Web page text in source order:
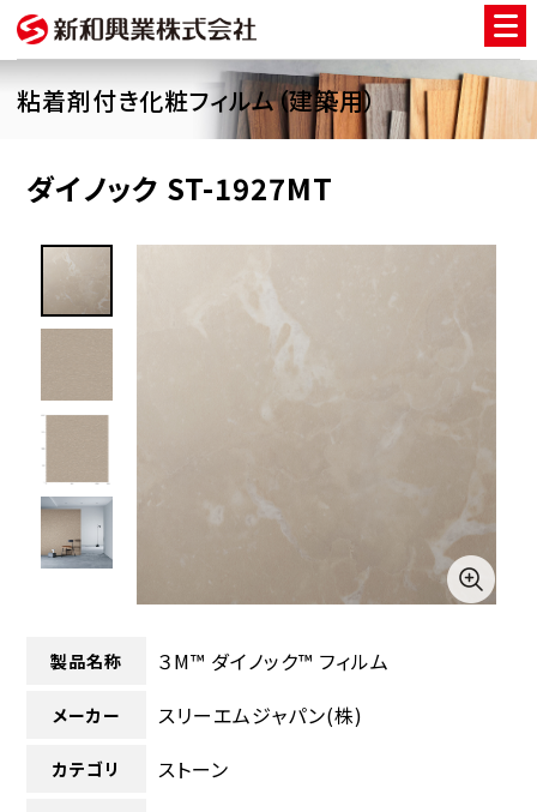
粘着剤付き化粧フィルム（建築用）
ダイノック ST-1927MT
製品名称 ３M™ ダイノック™ フィルム
メーカー スリーエムジャパン(株)
カテゴリ ストーン